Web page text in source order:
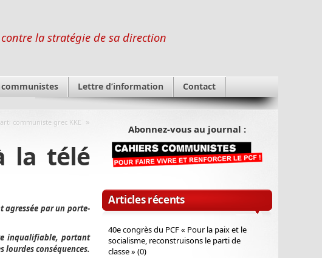
la stratégie de sa direction
communistes Lettre d’information Contact
communiste grec KKE »
la télé
agressée par un porte-
inqualifiable, portant
lourdes conséquences.
Abonnez-vous au journal :
Articles récents
40e congrès du PCF « Pour la paix et le
socialisme, reconstruisons le parti de
classe » (0)